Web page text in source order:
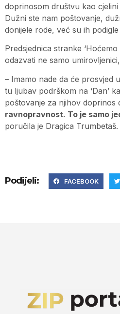
doprinosom društvu kao
Dužni ste nam poštovanje,
donijele rode, već su ih
Predsjednica stranke
odazvati ne samo
– Imamo nade da će prosvjed
tu ljubav podrškom na ‘Dan’
poštovanje za njihov doprinos
ravnopravnost. To je samo
poručila je Dragica Trumbetaš.
Podijeli: FACEBOOK